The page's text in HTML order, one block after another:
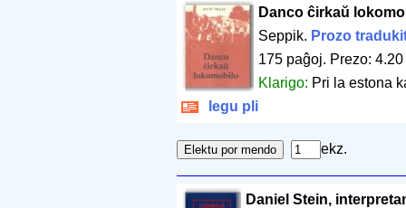
Danco ĉirkaŭ
Seppik. Prozo
175 paĝoj. Prezo: 4.20
Klarigo: Pri la estona
legu pli
ekz.
Daniel Stein,